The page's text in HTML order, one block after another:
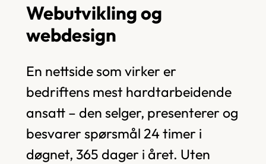
Webutvikling og
webdesign
En nettside som virker er
bedriftens mest hardtarbeidende
ansatt – den selger, presenterer og
besvarer spørsmål 24 timer i
døgnet, 365 dager i året. Uten